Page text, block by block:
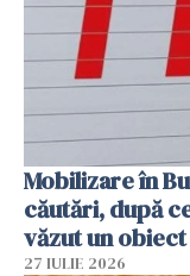
Mobilizare în
căutări, după
văzut un
27 IULIE 2026